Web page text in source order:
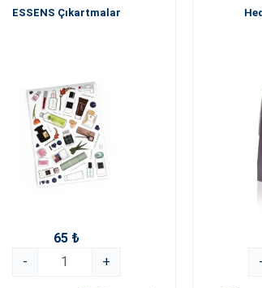
ESSENS Çıkartmalar
65 ₺
-
+
-